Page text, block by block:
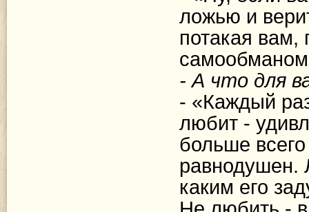
ложью и
потакая вам,
- А что для
- «Каждый
любит -
больше
равнодушен.
каким его